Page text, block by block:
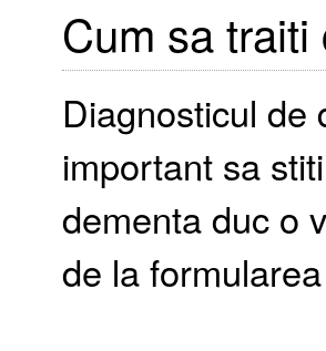
Cum sa
Diagnosticul de
important sa
dementa duc o
de la